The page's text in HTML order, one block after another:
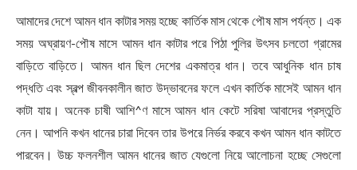
আমাদের দেশে আমন ধান কাটার সময় হচ্ছে কার্তিক মাস থেকে পৌষ মাস পর্যন্ত। এক
সময় অঘ্রায়ণ-পৌষ মাসে আমন ধান কাটার পরে পিঠা পুলির উৎসব চলতো গ্রামের
বাড়িতে বাড়িতে। আমন ধান ছিল দেশের একমাত্র ধান। তবে আধুনিক ধান চাষ
পদ্ধতি এবং স্বল্প জীবনকালীন জাত উদ্ভাবনের ফলে এখন কার্তিক মাসেই আমন ধান
কাটা যায়। অনেক চাষী আশি^ণ মাসে আমন ধান কেটে সরিষা আবাদের প্রস্তুতি
নেন। আপনি কখন ধানের চারা দিবেন তার উপরে নির্ভর করবে কখন আমন ধান কাটতে
পারবেন। উচ্চ ফলনশীল আমন ধানের জাত যেগুলো নিয়ে আলোচনা হচ্ছে সেগুলো